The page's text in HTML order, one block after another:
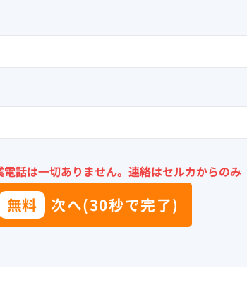
話は一切ありません。 連絡はセルカからのみ
無料 次へ(30秒で完了)